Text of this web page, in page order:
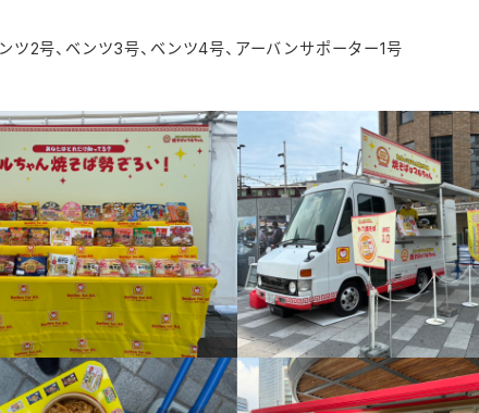
ツ2号、 ベンツ3号、 ベンツ4号、 アーバンサポーター1号